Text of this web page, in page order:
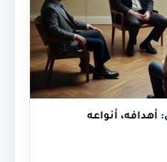
أهدافه، أنواعه